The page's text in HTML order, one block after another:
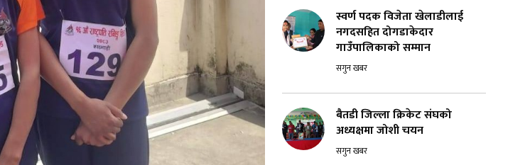
स्वर्ण पदक विजेता खेलाडीलाई
नगदसहित दोगडाकेदार
गाउँपालिकाको सम्मान
सगुन खबर
बैतडी जिल्ला क्रिकेट संघको
अध्यक्षमा जोशी चयन
सगुन खबर